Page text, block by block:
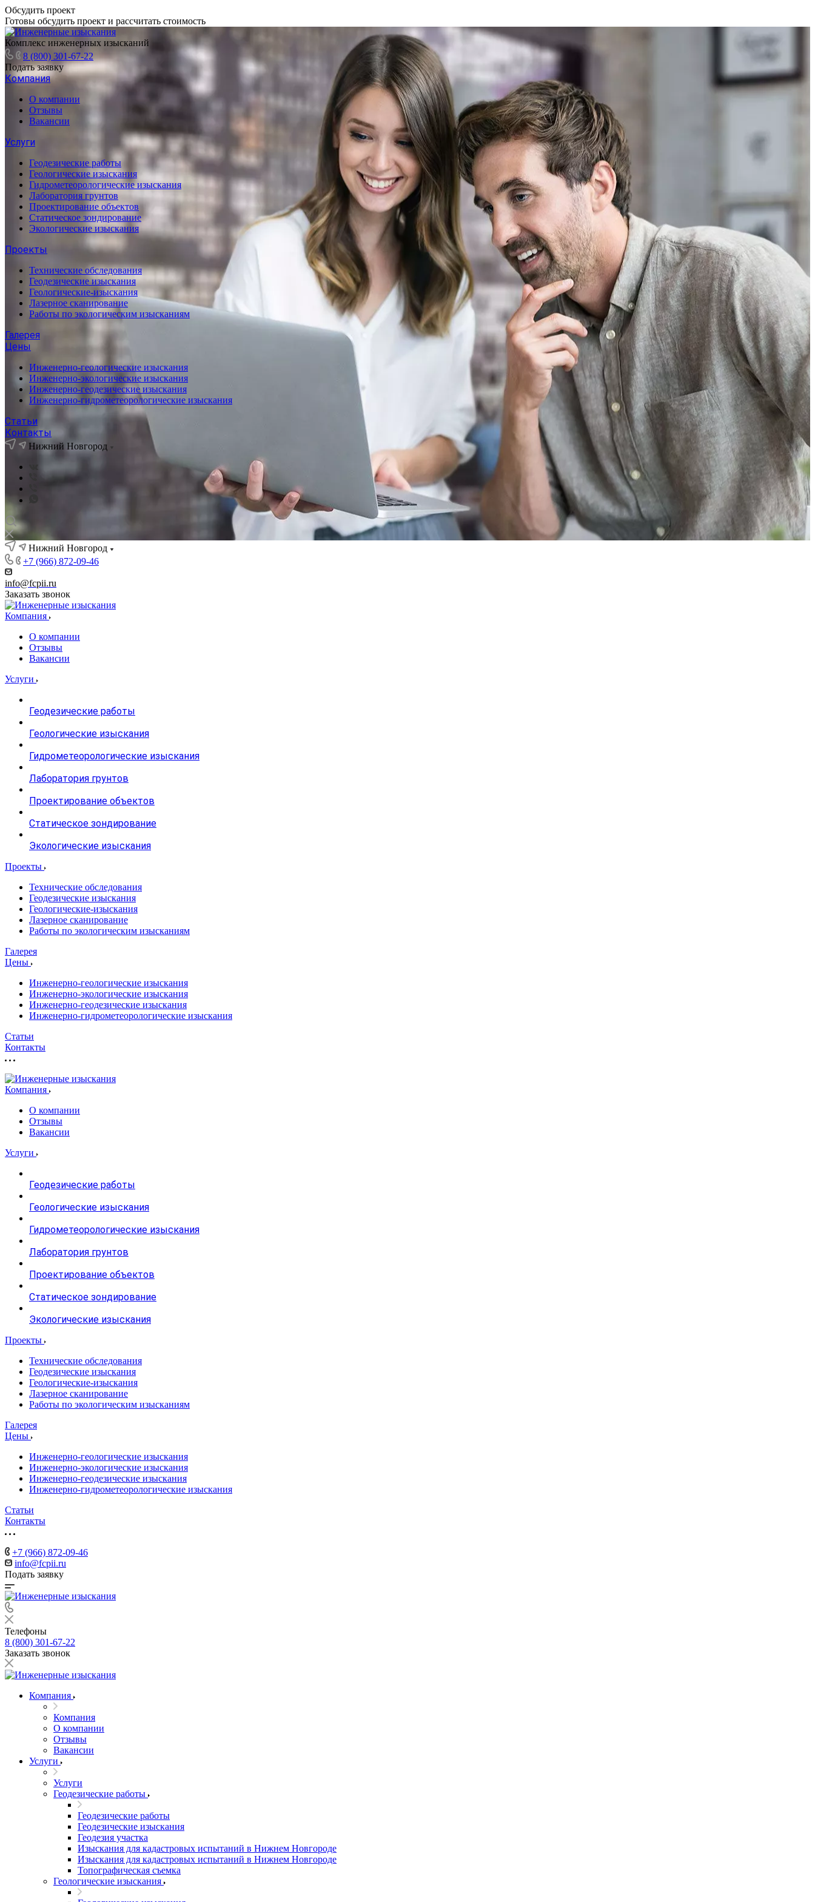
Обсудить проект
Готовы обсудить проект и рассчитать стоимость
Комплекс инженерных изысканий
8 (800) 301-67-22
Подать заявку
Компания
О компании
Отзывы
Вакансии
Услуги
Геодезические работы
Геологические изыскания
Гидрометеорологические изыскания
Лаборатория грунтов
Проектирование объектов
Статическое зондирование
Экологические изыскания
Проекты
Технические обследования
Геодезические изыскания
Геологические-изыскания
Лазерное сканирование
Работы по экологическим изысканиям
Галерея
Цены
Инженерно-геологические изыскания
Инженерно-экологические изыскания
Инженерно-геодезические изыскания
Инженерно-гидрометеорологические изыскания
Статьи
Контакты
Нижний Новгород
Нижний Новгород
+7 (966) 872-09-46
info@fcpii.ru
Заказать звонок
Компания
О компании
Отзывы
Вакансии
Услуги
Геодезические работы
Геологические изыскания
Гидрометеорологические изыскания
Лаборатория грунтов
Проектирование объектов
Статическое зондирование
Экологические изыскания
Проекты
Технические обследования
Геодезические изыскания
Геологические-изыскания
Лазерное сканирование
Работы по экологическим изысканиям
Галерея
Цены
Инженерно-геологические изыскания
Инженерно-экологические изыскания
Инженерно-геодезические изыскания
Инженерно-гидрометеорологические изыскания
Статьи
Контакты
Компания
О компании
Отзывы
Вакансии
Услуги
Геодезические работы
Геологические изыскания
Гидрометеорологические изыскания
Лаборатория грунтов
Проектирование объектов
Статическое зондирование
Экологические изыскания
Проекты
Технические обследования
Геодезические изыскания
Геологические-изыскания
Лазерное сканирование
Работы по экологическим изысканиям
Галерея
Цены
Инженерно-геологические изыскания
Инженерно-экологические изыскания
Инженерно-геодезические изыскания
Инженерно-гидрометеорологические изыскания
Статьи
Контакты
+7 (966) 872-09-46
info@fcpii.ru
Подать заявку
Телефоны
8 (800) 301-67-22
Заказать звонок
Компания
Компания
О компании
Отзывы
Вакансии
Услуги
Услуги
Геодезические работы
Геодезические работы
Геодезические изыскания
Геодезия участка
Изыскания для кадастровых испытаний в Нижнем Новгороде
Изыскания для кадастровых испытаний в Нижнем Новгороде
Топографическая съемка
Геологические изыскания